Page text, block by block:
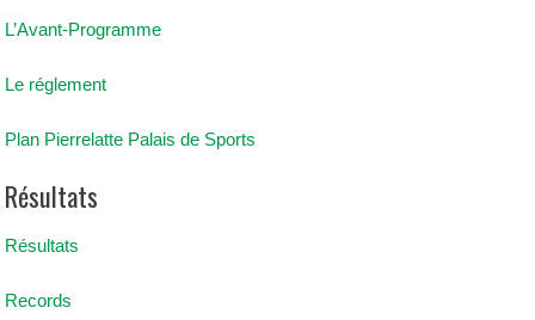
L’Avant-Programme
Le réglement
Plan Pierrelatte Palais de Sports
Résultats
Résultats
Records